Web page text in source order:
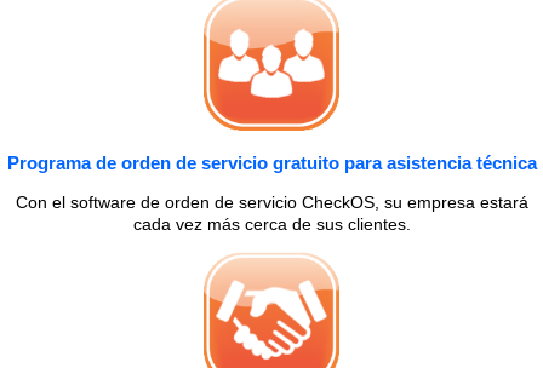
Programa de orden de servicio gratuito para asistencia técnica
Con el software de orden de servicio CheckOS, su empresa estará
cada vez más cerca de sus clientes.